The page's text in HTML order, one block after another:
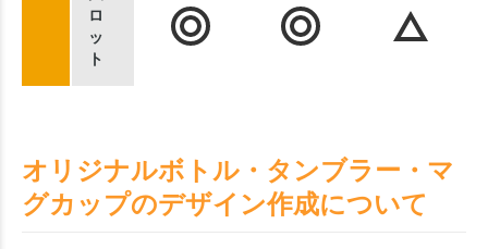
ロ
ッ
ト
オリジナルボトル・タンブラー・マ
グカップのデザイン作成について